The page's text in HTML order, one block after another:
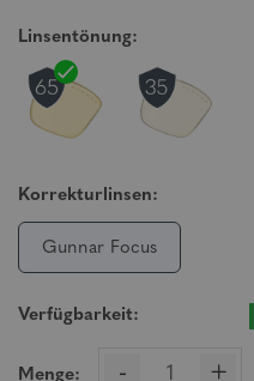
Linsentönung:
Korrekturlinsen:
Gunnar Focus
Verfügbarkeit:
Menge: - +